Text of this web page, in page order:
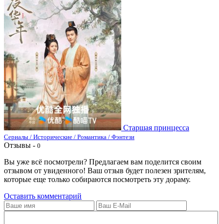
Старшая принцесса
Сериалы / Исторические / Романтика / Фэнтези
Отзывы - 0
Вы уже всё посмотрели? Предлагаем вам поделится своим
отзывом от увиденного! Ваш отзыв будет полезен зрителям,
которые еще только собираются посмотреть эту дораму.
Оставить комментарий